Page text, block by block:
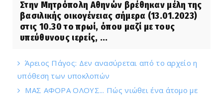
Στην Μητρόπολη Αθηνών βρέθηκαν μέλη της
βασιλικής οικογένειας σήμερα (13.01.2023)
στις 10.30 το πρωί, όπου μαζί με τους
υπεύθυνους ιερείς, ...
Άρειος Πάγος: Δεν ανασύρεται από το αρχείο η
υπόθεση των υποκλοπών
ΜΑΣ ΑΦΟΡΑ ΟΛΟΥΣ... Πώς νιώθει ένα άτομο με